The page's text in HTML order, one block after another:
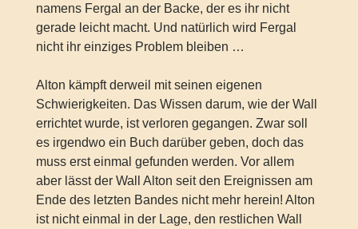
namens Fergal an der Backe, der es ihr nicht
gerade leicht macht. Und natürlich wird Fergal
nicht ihr einziges Problem bleiben …
Alton kämpft derweil mit seinen eigenen
Schwierigkeiten. Das Wissen darum, wie der Wall
errichtet wurde, ist verloren gegangen. Zwar soll
es irgendwo ein Buch darüber geben, doch das
muss erst einmal gefunden werden. Vor allem
aber lässt der Wall Alton seit den Ereignissen am
Ende des letzten Bandes nicht mehr herein! Alton
ist nicht einmal in der Lage, den restlichen Wall